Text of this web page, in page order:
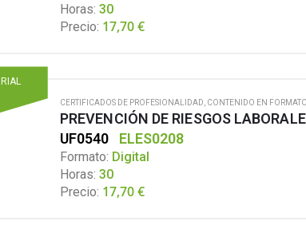
Horas: 30
Precio: 17,70€
CERTIFICADOS DE PROFESIONALIDAD CONTENIDO EN
UF0540 ELES0208
Formato: Digital
Horas: 30
Precio: 17,70€